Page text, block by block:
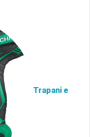
Trapani e